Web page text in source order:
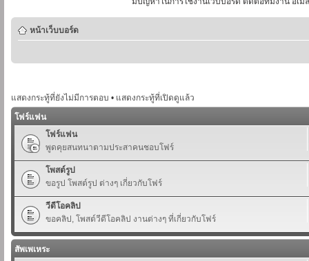
หน้าเว็บบอร์ด
แสดงกระทู้ที่ยังไม่มีการตอบ • แสดงกระทู้ที่เปิดดูแล้ว
โฟร์แฟน
โฟร์แฟน
พูดคุยสนทนาตามประสาคนชอบโฟร์
โพสต์รูป
ขอรูป โพสต์รูป ต่างๆ เกี่ยวกับโฟร์
วีดีโอคลิป
ขอคลิป, โพสต์วีดีโอคลิป งานต่างๆ ที่เกี่ยวกับโฟร์
สัพเพเหระ